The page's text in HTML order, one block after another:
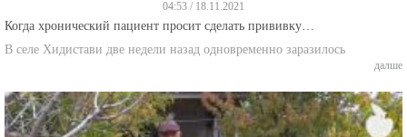
Когда хронический пациент просит сделать прививку…
В селе Хидистави две недели назад одновременно заразилось